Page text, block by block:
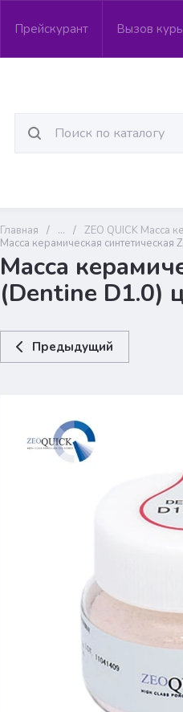
Прейскурант Вызов
Главная / ... / ZEO QUICK Масса
Масса керамическая
Масса
(Dentine D1.0)
Предыдущий